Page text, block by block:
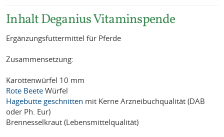
Inhalt Deganius Vitaminspende
Ergänzungsfuttermittel für Pferde
Zusammensetzung:
Karottenwürfel 10 mm
Rote Beete Würfel
Hagebutte geschnitten mit Kerne Arzneibuchqualität (DAB
oder Ph. Eur)
Brennesselkraut (Lebensmittelqualität)